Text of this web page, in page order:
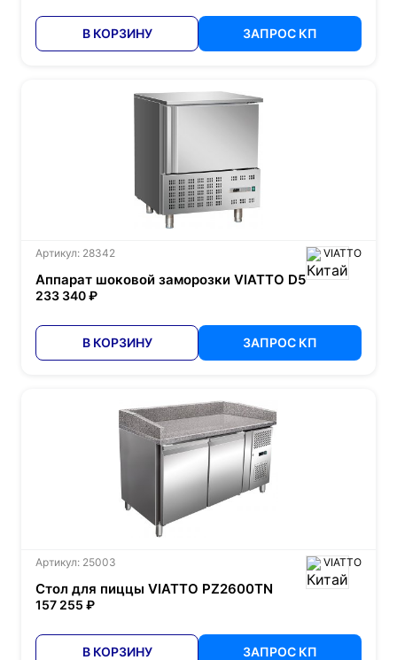
В КОРЗИНУ ЗАПРОС КП
Артикул: 28342 VIATTO
Аппарат шоковой заморозки VIATTO D5
233 340 ₽
В КОРЗИНУ ЗАПРОС КП
Артикул: 25003 VIATTO
Стол для пиццы VIATTO PZ2600TN
157 255 ₽
В КОРЗИНУ ЗАПРОС КП